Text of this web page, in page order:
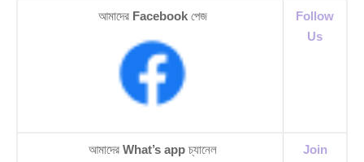
আমাদের Facebook পেজ
Follow
Us
আমাদের What’s app চ্যানেল
Join